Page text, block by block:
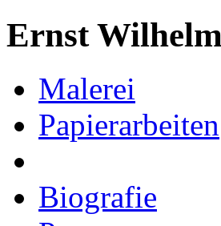
Ernst
Malerei
Papierarbeiten
Biografie